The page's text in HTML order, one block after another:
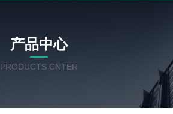
产品中心
PRODUCTS CNTER